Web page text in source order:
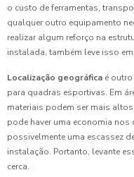
o custo de ferramentas,
qualquer outro equipamento
realizar algum reforço na
instalada, também leve isso
Localização geográfica é
para quadras esportivas. Em
materiais podem ser mais
pode haver uma economia
possivelmente uma escassez
instalação. Portanto, levante
cerca.